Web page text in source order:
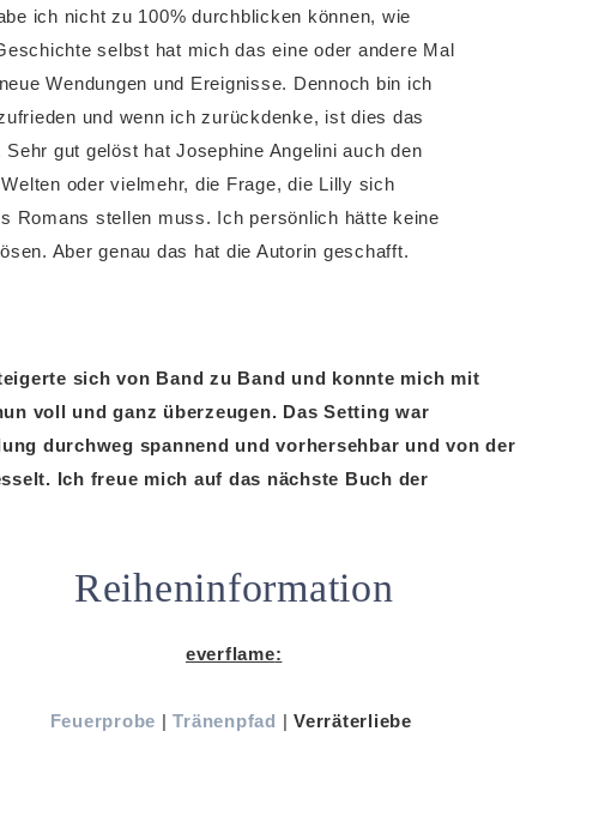
ich nicht zu 100% durchblicken können, wie
selbst hat mich das eine oder andere Mal
Wendungen und Ereignisse. Dennoch bin ich
und wenn ich zurückdenke, ist dies das
gut gelöst hat Josephine Angelini auch den
oder vielmehr, die Frage, die Lilly sich
Romans stellen muss. Ich persönlich hätte keine
Aber genau das hat die Autorin geschafft.
sich von Band zu Band und konnte mich mit
voll und ganz überzeugen. Das Setting war
durchweg spannend und vorhersehbar und von der
Ich freue mich auf das nächste Buch der
Reiheninformation
everflame:
Feuerprobe |Tränenpfad |Verräterliebe